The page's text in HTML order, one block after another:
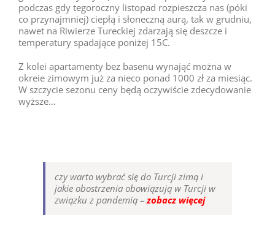
podczas gdy tegoroczny listopad rozpieszcza nas (póki
co przynajmniej) ciepłą i słoneczną aurą, tak w grudniu,
nawet na Riwierze Tureckiej zdarzają się deszcze i
temperatury spadające poniżej 15C.
Z kolei apartamenty bez basenu wynająć można w
okreie zimowym już za nieco ponad 1000 zł za miesiąc.
W szczycie sezonu ceny będą oczywiście zdecydowanie
wyższe…
czy warto wybrać się do Turcji zimą i
jakie obostrzenia obowiązują w Turcji w
związku z pandemią –zobacz więcej